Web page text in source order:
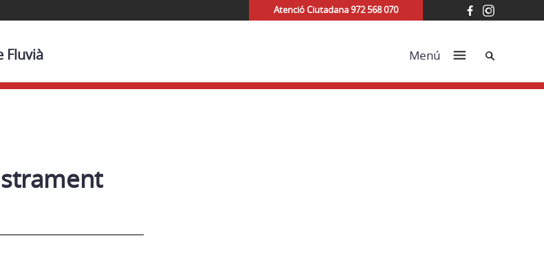
Atenció Ciutadana 972 568 070
Fluvià Menú Cerca